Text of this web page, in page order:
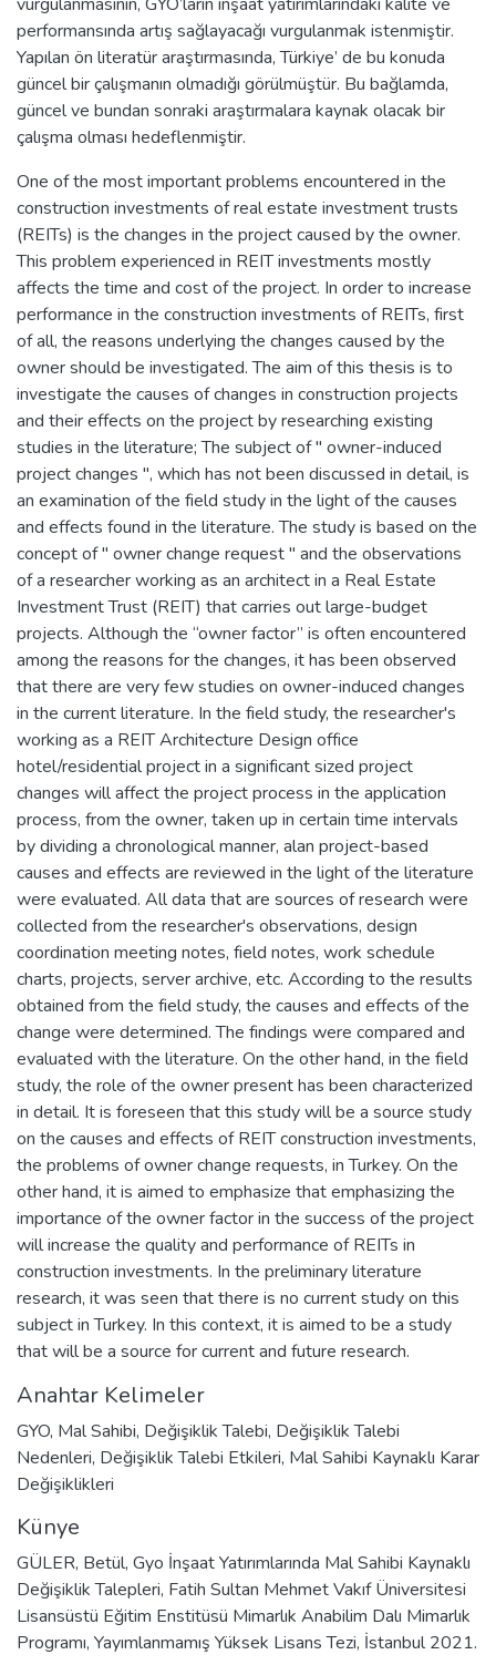
performansında artış sağlayacağı vurgulanmak istenmiştir.
Yapılan ön literatür araştırmasında, Türkiye’ de bu konuda
güncel bir çalışmanın olmadığı görülmüştür. Bu bağlamda,
güncel ve bundan sonraki araştırmalara kaynak olacak bir
çalışma olması hedeflenmiştir.
One of the most important problems encountered in the
construction investments of real estate investment trusts
(REITs) is the changes in the project caused by the owner.
This problem experienced in REIT investments mostly
affects the time and cost of the project. In order to increase
performance in the construction investments of REITs, first
of all, the reasons underlying the changes caused by the
owner should be investigated. The aim of this thesis is to
investigate the causes of changes in construction projects
and their effects on the project by researching existing
studies in the literature; The subject of " owner-induced
project changes ", which has not been discussed in detail, is
an examination of the field study in the light of the causes
and effects found in the literature. The study is based on the
concept of " owner change request " and the observations
of a researcher working as an architect in a Real Estate
Investment Trust (REIT) that carries out large-budget
projects. Although the “owner factor” is often encountered
among the reasons for the changes, it has been observed
that there are very few studies on owner-induced changes
in the current literature. In the field study, the researcher's
working as a REIT Architecture Design office
hotel/residential project in a significant sized project
changes will affect the project process in the application
process, from the owner, taken up in certain time intervals
by dividing a chronological manner, alan project-based
causes and effects are reviewed in the light of the literature
were evaluated. All data that are sources of research were
collected from the researcher's observations, design
coordination meeting notes, field notes, work schedule
charts, projects, server archive, etc. According to the results
obtained from the field study, the causes and effects of the
change were determined. The findings were compared and
evaluated with the literature. On the other hand, in the field
study, the role of the owner present has been characterized
in detail. It is foreseen that this study will be a source study
on the causes and effects of REIT construction investments,
the problems of owner change requests, in Turkey. On the
other hand, it is aimed to emphasize that emphasizing the
importance of the owner factor in the success of the project
will increase the quality and performance of REITs in
construction investments. In the preliminary literature
research, it was seen that there is no current study on this
subject in Turkey. In this context, it is aimed to be a study
that will be a source for current and future research.
Anahtar Kelimeler
GYO, Mal Sahibi, Değişiklik Talebi, Değişiklik Talebi
Nedenleri, Değişiklik Talebi Etkileri, Mal Sahibi Kaynaklı Karar
Değişiklikleri
Künye
GÜLER, Betül, Gyo İnşaat Yatırımlarında Mal Sahibi Kaynaklı
Değişiklik Talepleri, Fatih Sultan Mehmet Vakıf Üniversitesi
Lisansüstü Eğitim Enstitüsü Mimarlık Anabilim Dalı Mimarlık
Programı, Yayımlanmamış Yüksek Lisans Tezi, İstanbul 2021.